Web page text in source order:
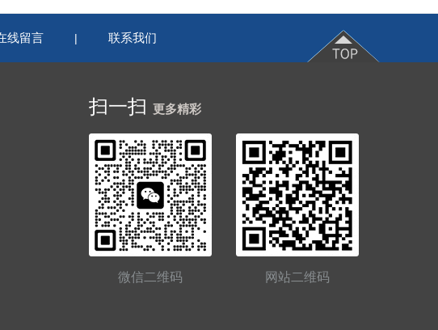
线留言 | 联系我们
扫一扫 更多精彩
微信二维码 网站二维码